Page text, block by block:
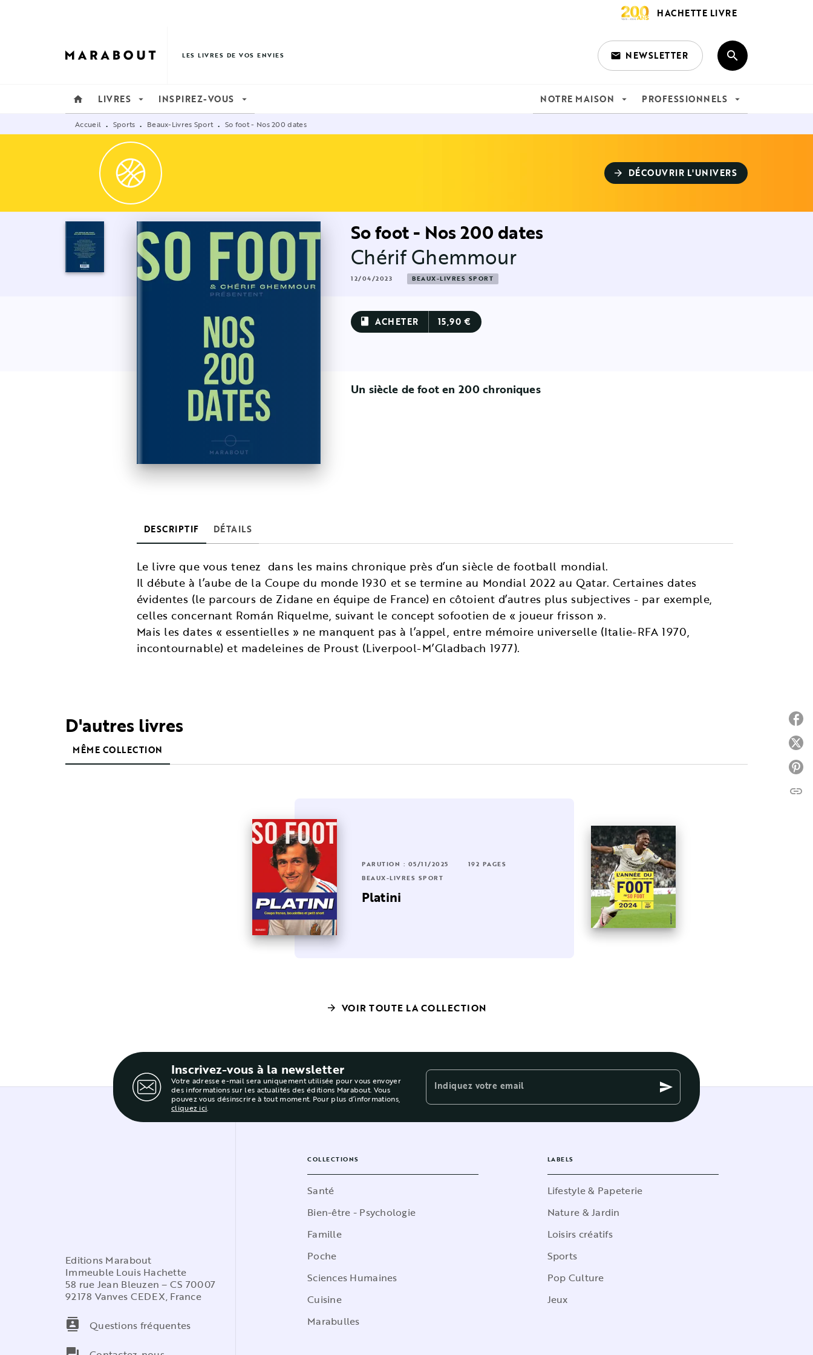
HACHETTE LIVRE
LES LIVRES DE VOS ENVIES email NEWSLETTER search
home LIVRES arrow_drop_down INSPIREZ-VOUS arrow_drop_down NOTRE MAISON arrow_drop_down PROFESSIONNELS arrow_drop_down
Accueil • Sports • Beaux-Livres Sport • So foot - Nos 200 dates
arrow_forward DÉCOUVRIR L'UNIVERS
So foot - Nos 200 dates
Chérif Ghemmour
12/04/2023 BEAUX-LIVRES SPORT
book ACHETER 15,90 €
Un siècle de foot en 200 chroniques
DESCRIPTIF DÉTAILS
Le livre que vous tenez dans les mains chronique près d’un siècle de football mondial.
Il débute à l’aube de la Coupe du monde 1930 et se termine au Mondial 2022 au Qatar. Certaines dates
évidentes (le parcours de Zidane en équipe de France) en côtoient d’autres plus subjectives - par exemple,
celles concernant Román Riquelme, suivant le concept sofootien de « joueur frisson ».
Mais les dates « essentielles » ne manquent pas à l’appel, entre mémoire universelle (Italie-RFA 1970,
incontournable) et madeleines de Proust (Liverpool-M’Gladbach 1977).
D'autres livres
MÊME COLLECTION
PARUTION : 05/11/2025
192 PAGES
BEAUX-LIVRES SPORT
Platini
arrow_forward VOIR TOUTE LA COLLECTION
link
Inscrivez-vous à la newsletter
Votre adresse e-mail sera uniquement utilisée pour vous envoyer
des informations sur les actualités des éditions Marabout. Vous
pouvez vous désinscrire à tout moment. Pour plus d’informations,
cliquez ici.
Indiquez votre email send
Editions Marabout
Immeuble Louis Hachette
58 rue Jean Bleuzen – CS 70007
92178 Vanves CEDEX, France
contacts
Questions fréquentes
COLLECTIONS
Santé
Bien-être - Psychologie
Famille
Poche
Sciences Humaines
Cuisine
Marabulles
LABELS
Lifestyle & Papeterie
Nature & Jardin
Loisirs créatifs
Sports
Pop Culture
Jeux